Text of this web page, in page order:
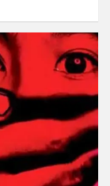
ar
e